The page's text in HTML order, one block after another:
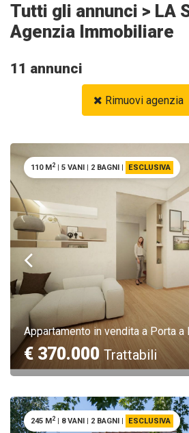
Tutti gli annunci > LA
Agenzia Immobiliare
11 annunci
Rimuovi agenzia
Appartamento in vendita a Porta a
€ 370.000 Trattabili
110 M2 | 5 VANI | 2 BAGNI | ESCLUSIVA
245 M2 | 8 VANI | 2 BAGNI | ESCLUSIVA